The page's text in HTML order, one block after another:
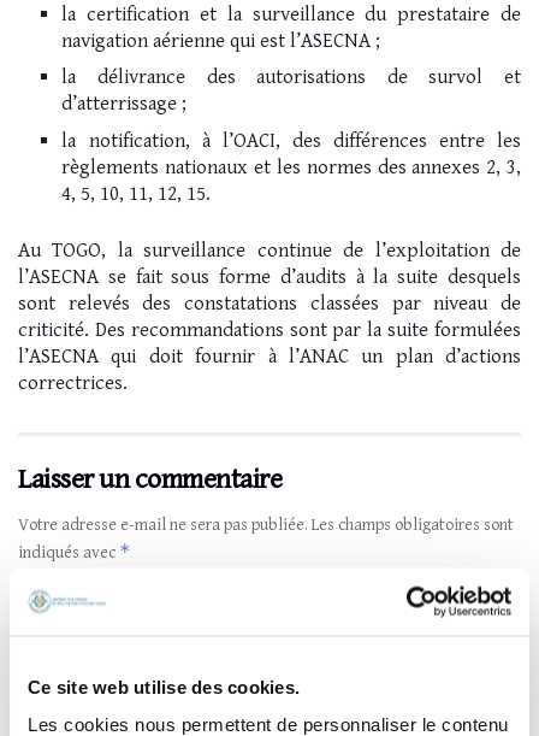
Ce site web utilise des cookies.
Les cookies nous permettent de personnaliser le contenu
la certification et la surveillance du prestataire de
navigation aérienne qui est l’ASECNA ;
la délivrance des autorisations de survol et
d’atterrissage ;
la notification, à l’OACI, des différences entre les
règlements nationaux et les normes des annexes 2, 3,
4, 5, 10, 11, 12, 15.
Au TOGO, la surveillance continue de l’exploitation de
l’ASECNA se fait sous forme d’audits à la suite desquels
sont relevés des constatations classées par niveau de
criticité. Des recommandations sont par la suite formulées
l’ASECNA qui doit fournir à l’ANAC un plan d’actions
correctrices.
Laisser un commentaire
Votre adresse e-mail ne sera pas publiée. Les champs obligatoires sont
indiqués avec *
Commentaire